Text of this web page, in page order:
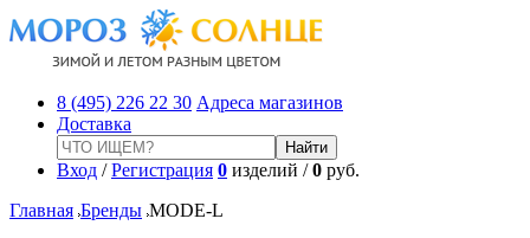
8 (495) 226 22 30 Адреса магазинов
Доставка
Вход /Регистрация 0 изделий /0 руб.
Главная Бренды MODE-L